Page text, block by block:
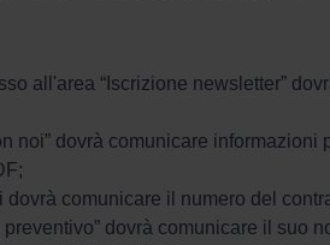
all'area “Iscrizione newsletter”
noi” dovrà comunicare
comunicare il numero del
preventivo” dovrà comunicare il suo